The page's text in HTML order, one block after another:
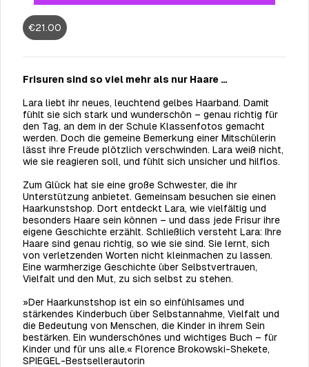
All payments will be processed through this store's checkout.
€21.00
Frisuren sind so viel mehr als nur Haare …
Lara liebt ihr neues, leuchtend gelbes Haarband. Damit
fühlt sie sich stark und wunderschön – genau richtig für
den Tag, an dem in der Schule Klassenfotos gemacht
werden. Doch die gemeine Bemerkung einer Mitschülerin
lässt ihre Freude plötzlich verschwinden. Lara weiß nicht,
wie sie reagieren soll, und fühlt sich unsicher und hilflos.
Zum Glück hat sie eine große Schwester, die ihr
Unterstützung anbietet. Gemeinsam besuchen sie einen
Haarkunstshop. Dort entdeckt Lara, wie vielfältig und
besonders Haare sein können – und dass jede Frisur ihre
eigene Geschichte erzählt. Schließlich versteht Lara: Ihre
Haare sind genau richtig, so wie sie sind. Sie lernt, sich
von verletzenden Worten nicht kleinmachen zu lassen.
Eine warmherzige Geschichte über Selbstvertrauen,
Vielfalt und den Mut, zu sich selbst zu stehen.
»Der Haarkunstshop ist ein so einfühlsames und
stärkendes Kinderbuch über Selbstannahme, Vielfalt und
die Bedeutung von Menschen, die Kinder in ihrem Sein
bestärken. Ein wunderschönes und wichtiges Buch – für
Kinder und für uns alle.« Florence Brokowski-Shekete,
SPIEGEL-Bestsellerautorin